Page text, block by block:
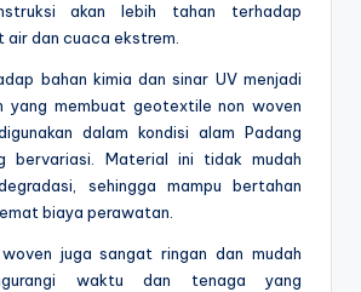
akan lebih tahan terhadap
air dan cuaca ekstrem.
bahan kimia dan sinar UV menjadi
yang membuat geotextile non woven
dalam kondisi alam Padang
bervariasi. Material ini tidak mudah
sehingga mampu bertahan
biaya perawatan.
juga sangat ringan dan mudah
waktu dan tenaga yang